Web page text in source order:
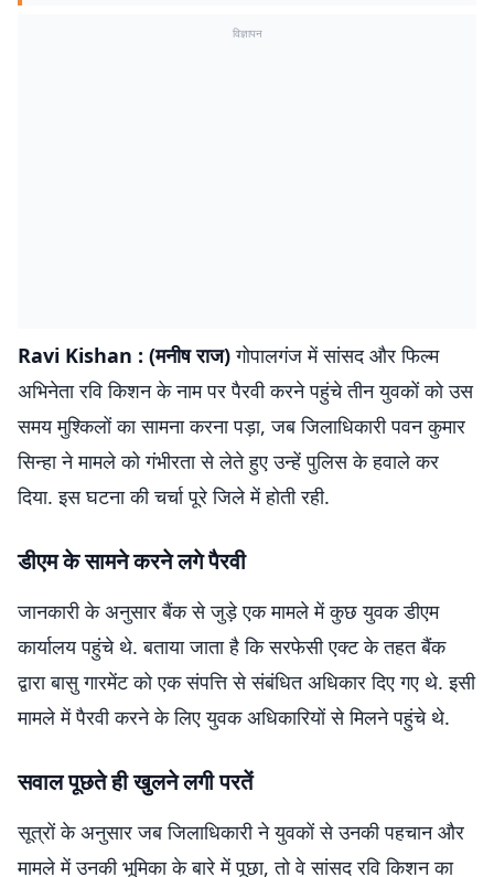
विज्ञापन
Ravi Kishan : (मनीष राज)गोपालगंज में सांसद और फिल्म
अभिनेता रवि किशन के नाम पर पैरवी करने पहुंचे तीन युवकों को उस
समय मुश्किलों का सामना करना पड़ा, जब जिलाधिकारी पवन कुमार
सिन्हा ने मामले को गंभीरता से लेते हुए उन्हें पुलिस के हवाले कर
दिया. इस घटना की चर्चा पूरे जिले में होती रही.
डीएम के सामने करने लगे पैरवी
जानकारी के अनुसार बैंक से जुड़े एक मामले में कुछ युवक डीएम
कार्यालय पहुंचे थे. बताया जाता है कि सरफेसी एक्ट के तहत बैंक
द्वारा बासु गारमेंट को एक संपत्ति से संबंधित अधिकार दिए गए थे. इसी
मामले में पैरवी करने के लिए युवक अधिकारियों से मिलने पहुंचे थे.
सवाल पूछते ही खुलने लगी परतें
सूत्रों के अनुसार जब जिलाधिकारी ने युवकों से उनकी पहचान और
मामले में उनकी भूमिका के बारे में पूछा, तो वे सांसद रवि किशन का